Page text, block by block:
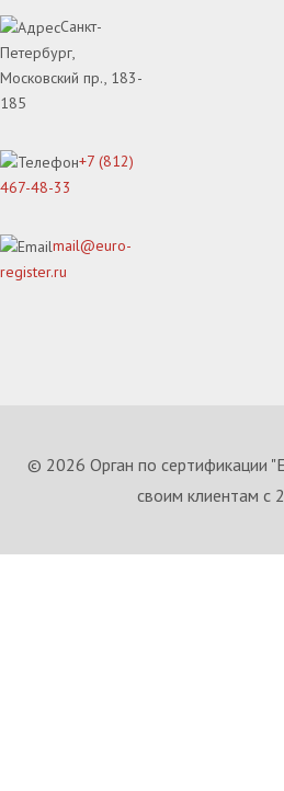
Санкт-
Петербург,
Московский пр., 183-
185
+7 (812)
467-48-33
mail@euro-
register.ru
© 2026 Орган по сертификации
своим клиентам с